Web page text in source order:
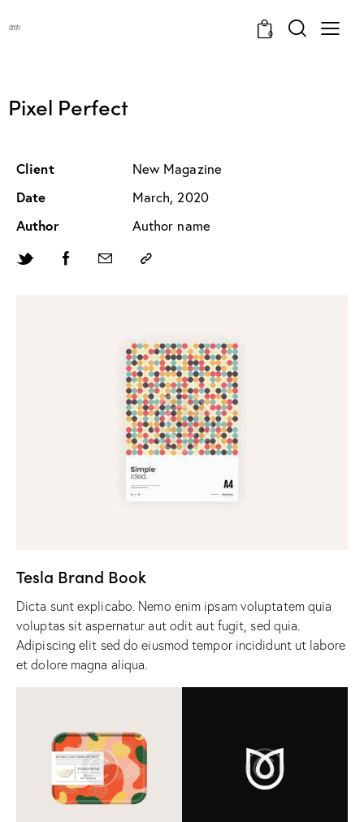
0
Pixel Perfect
Client
New Magazine
Date
March, 2020
Author
Author name
Tesla Brand Book
Dicta sunt explicabo. Nemo enim ipsam voluptatem quia
voluptas sit aspernatur aut odit aut fugit, sed quia.
Adipiscing elit sed do eiusmod tempor incididunt ut labore
et dolore magna aliqua.